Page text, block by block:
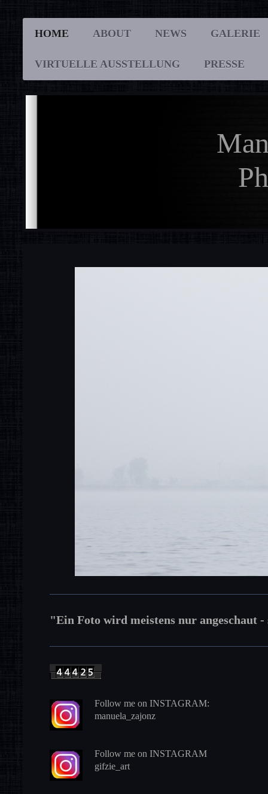
HOME ABOUT NEWS GALERIE
VIRTUELLE AUSSTELLUNG PRESSE
"Ein Foto wird meistens nur angeschaut
Follow me on INSTAGRAM:
manuela_zajonz
Follow me on INSTAGRAM
gifzie_art